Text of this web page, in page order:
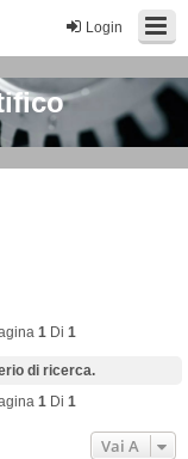
Login
1 Di 1
di ricerca.
1 Di 1
Vai A